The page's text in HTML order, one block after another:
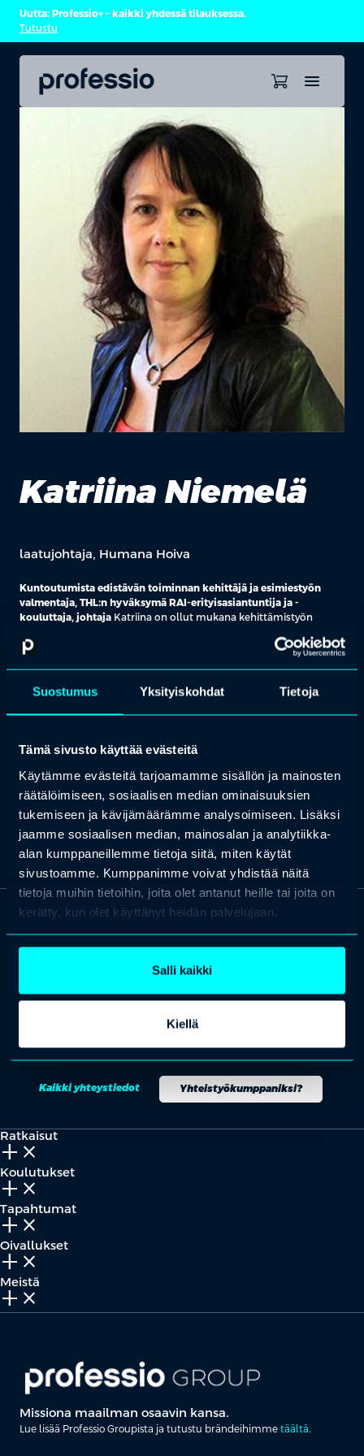
Suostumus Yksityiskohdat Tietoja
Tämä sivusto käyttää evästeitä
Käytämme evästeitä tarjoamamme sisällön ja mainosten
räätälöimiseen, sosiaalisen median ominaisuuksien
tukemiseen ja kävijämäärämme analysoimiseen. Lisäksi
jaamme sosiaalisen median, mainosalan ja analytiikka-
alan kumppaneillemme tietoja siitä, miten käytät
sivustoamme. Kumppanimme voivat yhdistää näitä
tietoja muihin tietoihin, joita olet antanut heille tai joita on
kerätty, kun olet käyttänyt heidän palvelujaan.
Salli kaikki
Kiellä
Uutta: Professio+ – kaikki yhdessä tilauksessa.
Tutustu
Katriina Niemelä
laatujohtaja, Humana Hoiva
Kuntoutumista edistävän toiminnan kehittäjä ja esimiestyön
valmentaja, THL:n hyväksymä RAI-erityisasiantuntija ja -
kouluttaja, johtaja Katriina on ollut mukana kehittämistyön
kuntoutumista edistäviä toimintamallejaan, tuotteistaessaan
lähihoitajista aina ylimpään johtoon sekä osallistunut useaan RAI-
RAI-järjestelmän eri sovellukset
Laaja-alainen näkökulma ja pitkä johtamiskokemus
tulosvastuullisista johtotehtävistä eri organisaatioista sekä
julkisella että yksityisellä sektorilla
OTA YHTEYTTÄ
Keilaranta 1 A, 02150 Espoo
asiakaspalvelu@professio.fi
Kaikki yhteystiedot Yhteistyökumppaniksi?
Ratkaisut
add_2 close
Koulutukset
add_2 close
Tapahtumat
add_2 close
Oivallukset
add_2 close
Meistä
add_2 close
Missiona maailman osaavin kansa.
Lue lisää Professio Groupista ja tutustu brändeihimme täältä.